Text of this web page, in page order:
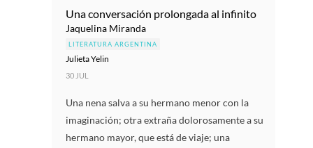
Una conversación prolongada al infinito
Jaquelina Miranda
LITERATURA ARGENTINA
Julieta Yelin
30 JUL
Una nena salva a su hermano menor con la
imaginación; otra extraña dolorosamente a su
hermano mayor, que está de viaje; una